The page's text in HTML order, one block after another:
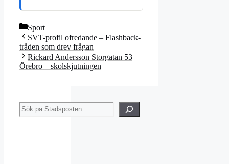
Kategorier
Sport
SVT-profil ofredande – Flashback-
tråden som drev frågan
Rickard Andersson Storgatan 53
Örebro – skolskjutningen
Sök